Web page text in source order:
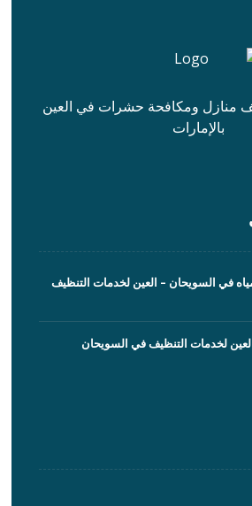
منازل ومكافحة حشرات في العين
بالإمارات
في السويحان – العين لخدمات التنظيف
لخدمات التنظيف في السويحان